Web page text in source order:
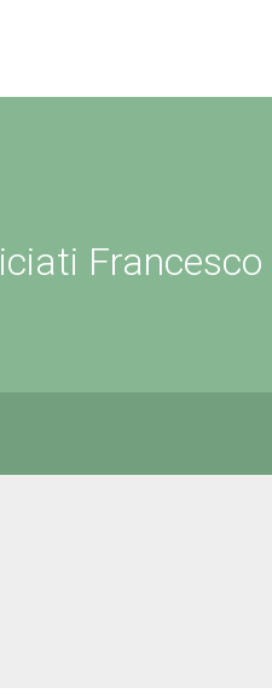
Francesco